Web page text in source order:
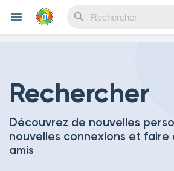
Découvrir Evènements
Rechercher
Découvrez de nouvelles
nouvelles connexions et faire
amis